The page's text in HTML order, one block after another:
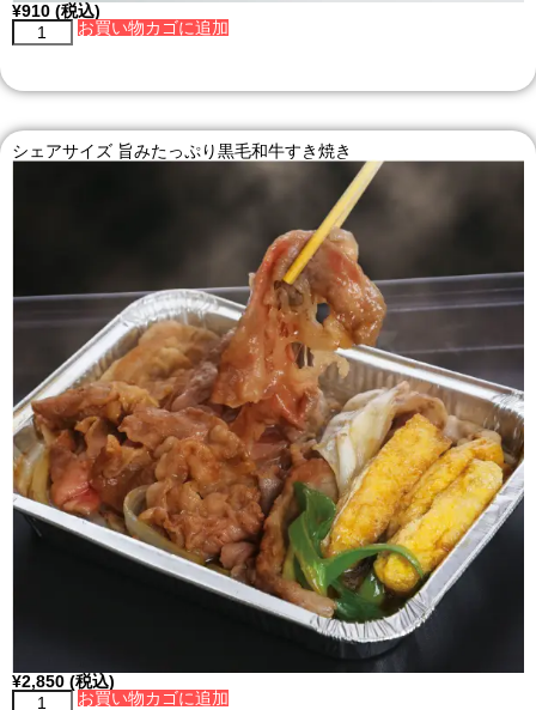
¥910 (税込)
お買い物カゴに追加
シェアサイズ 旨みたっぷり黒毛和牛すき焼き
¥2,850 (税込)
お買い物カゴに追加